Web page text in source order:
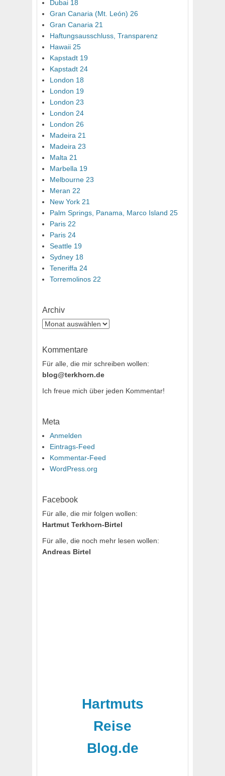
Dubai 18
Gran Canaria (Mt. León) 26
Gran Canaria 21
Haftungsausschluss, Transparenz
Hawaii 25
Kapstadt 19
Kapstadt 24
London 18
London 19
London 23
London 24
London 26
Madeira 21
Madeira 23
Malta 21
Marbella 19
Melbourne 23
Meran 22
New York 21
Palm Springs, Panama, Marco Island 25
Paris 22
Paris 24
Seattle 19
Sydney 18
Teneriffa 24
Torremolinos 22
Archiv
Archiv
Kommentare
Für alle, die mir schreiben wollen:
blog@terkhorn.de
Ich freue mich über jeden Kommentar!
Meta
Anmelden
Eintrags-Feed
Kommentar-Feed
WordPress.org
Facebook
Für alle, die mir folgen wollen:
Hartmut Terkhorn-Birtel
Für alle, die noch mehr lesen wollen:
Andreas Birtel
Hartmuts
Reise
Blog.de